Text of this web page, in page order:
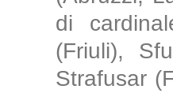
di
(Friuli),
Strafusar